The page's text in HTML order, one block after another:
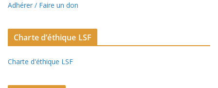
Adhérer / Faire un don
Charte d’éthique LSF
Charte d'éthique LSF